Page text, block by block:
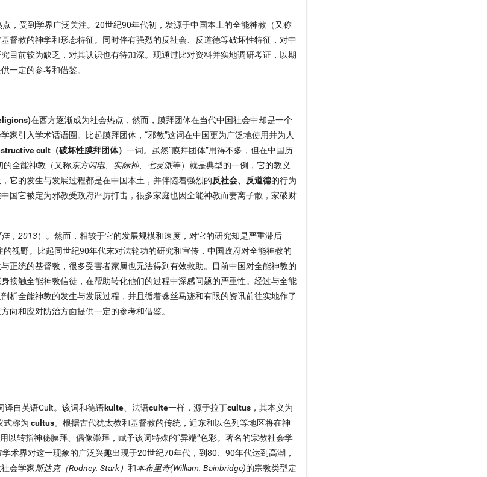
，受到学界广泛关注。20世纪90年代初，发源于中国本土的全能神教（又称
督教的神学和形态特征。同时伴有强烈的反社会、反道德等破坏性特征，对中
目前较为缺乏，对其认识也有待加深。现通过比对资料并实地调研考证，以期
一定的参考和借鉴。
在西方逐渐成为社会热点，然而，膜拜团体在当代中国社会中却是一个
家引入学术话语圈。比起膜拜团体，“邪教”这词在中国更为广泛地使用并为人
cult（破坏性膜拜团体） 一词。虽然“膜拜团体”用得不多，但在中国历
的全能神教（又称东方闪电、实际神、七灵派等）就是典型的一例，它的教义
它的发生与发展过程都是在中国本土，并伴随着强烈的反社会、反道德的行为
国它被定为邪教受政府严厉打击，很多家庭也因全能神教而妻离子散，家破财
，2013）。然而，相较于它的发展规模和速度，对它的研究却是严重滞后
视野。比起同世纪90年代末对法轮功的研究和宣传，中国政府对全能神教的
正统的基督教，很多受害者家属也无法得到有效救助。目前中国对全能神教的
接触全能神教信徒，在帮助转化他们的过程中深感问题的严重性。经过与全能
析全能神教的发生与发展过程，并且循着蛛丝马迹和有限的资讯前往实地作了
向和应对防治方面提供一定的参考和借鉴。
译自英语Cult。该词和德语kulte 、法语culte一样，源于拉丁cultus ，其本义为
式称为 cultus。根据古代犹太教和基督教的传统，近东和以色列等地区将在神
以转指神秘膜拜、偶像崇拜，赋予该词特殊的“异端”色彩。著名的宗教社会学
学术界对这一现象的广泛兴趣出现于20世纪70年代，到80、90年代达到高潮，
会学家斯达克（Rodney. Stark） 和本布里奇(William. Bainbridge)的宗教类型定